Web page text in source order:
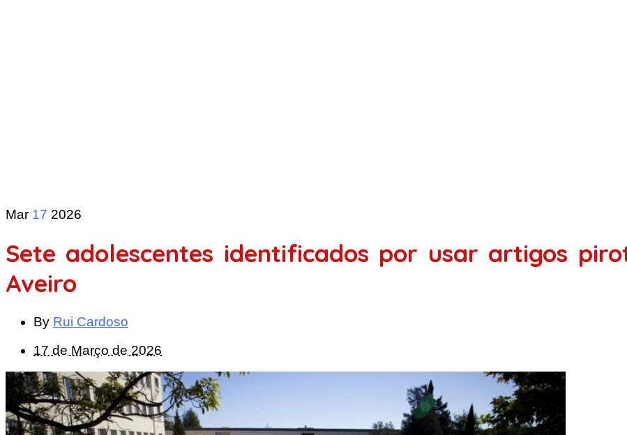
Mar 17 2026
Sete adolescentes identificados por usar artigos
Aveiro
By Rui Cardoso
17 de Março de 2026